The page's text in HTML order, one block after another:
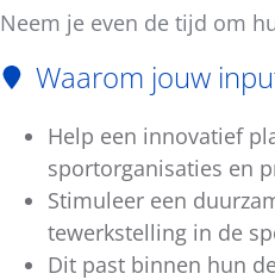
Neem je even de tijd om
Waarom jouw
Help een innovatief
sportorganisaties en
Stimuleer een
tewerkstelling in de
Dit past binnen hun